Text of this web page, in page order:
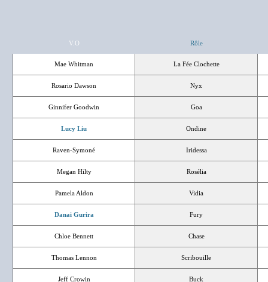
V.O Rôle
Mae Whitman La Fée Clochette
Rosario Dawson Nyx
Ginnifer Goodwin Goa
Lucy Liu Ondine
Raven-Symoné Iridessa
Megan Hilty Rosélia
Pamela Aldon Vidia
Danai Gurira Fury
Chloe Bennett Chase
Thomas Lennon Scribouille
Jeff Crowin Buck